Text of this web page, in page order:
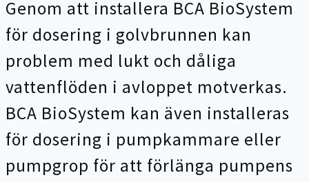
Genom att installera BCA BioSystem
för dosering i golvbrunnen kan
problem med lukt och dåliga
vattenflöden i avloppet motverkas.
BCA BioSystem kan även installeras
för dosering i pumpkammare eller
pumpgrop för att förlänga pumpens